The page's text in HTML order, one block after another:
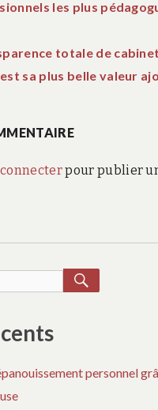
les plus
totale de
sa plus belle valeur
pour publier
personnel